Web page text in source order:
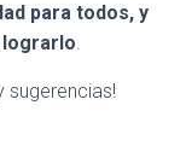
para todos, y
lograrlo.
sugerencias!